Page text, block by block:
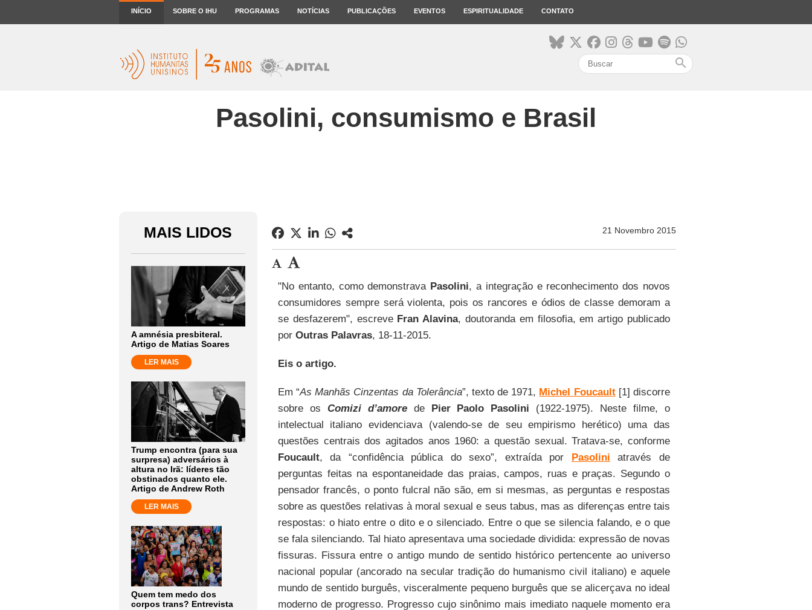
INÍCIO SOBRE O IHU PROGRAMAS NOTÍCIAS PUBLICAÇÕES EVENTOS ESPIRITUALIDADE CONTATO
search
Pasolini, consumismo e Brasil
MAIS LIDOS
A amnésia presbiteral.
Artigo de Matias Soares
LER MAIS
Trump encontra (para sua
surpresa) adversários à
altura no Irã: líderes tão
obstinados quanto ele.
Artigo de Andrew Roth
LER MAIS
Quem tem medo dos
corpos trans? Entrevista
21 Novembro 2015
"No entanto, como demonstrava Pasolini, a integração e reconhecimento dos novos
consumidores sempre será violenta, pois os rancores e ódios de classe demoram a
se desfazerem", escreve Fran Alavina, doutoranda em filosofia, em artigo publicado
por Outras Palavras, 18-11-2015.
Eis o artigo.
Em “As Manhãs Cinzentas da Tolerância”, texto de 1971, Michel Foucault[1] discorre
sobre os Comizi d’amorede Pier Paolo Pasolini (1922-1975). Neste filme, o
intelectual italiano evidenciava (valendo-se de seu empirismo herético) uma das
questões centrais dos agitados anos 1960: a questão sexual. Tratava-se, conforme
Foucault, da “confidência pública do sexo”, extraída por Pasolini através de
perguntas feitas na espontaneidade das praias, campos, ruas e praças. Segundo o
pensador francês, o ponto fulcral não são, em si mesmas, as perguntas e respostas
sobre as questões relativas à moral sexual e seus tabus, mas as diferenças entre tais
respostas: o hiato entre o dito e o silenciado. Entre o que se silencia falando, e o que
se fala silenciando. Tal hiato apresentava uma sociedade dividida: expressão de novas
fissuras. Fissura entre o antigo mundo de sentido histórico pertencente ao universo
nacional popular (ancorado na secular tradição do humanismo civil italiano) e aquele
mundo de sentido burguês, visceralmente pequeno burguês que se alicerçava no ideal
moderno de progresso. Progresso cujo sinônimo mais imediato naquele momento era